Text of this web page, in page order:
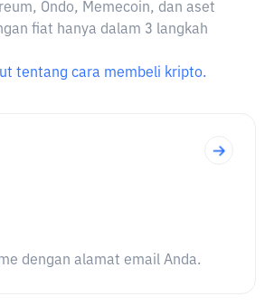
Ondo, Memecoin, dan aset
fiat hanya dalam 3 langkah
tentang cara membeli kripto.
dengan alamat email Anda.